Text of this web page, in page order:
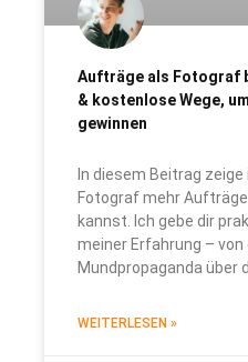
Aufträge als Fotograf
& kostenlose Wege,
gewinnen
In diesem Beitrag zeige
Fotograf mehr
kannst. Ich gebe dir
meiner Erfahrung –
Mundpropaganda über
WEITERLESEN »